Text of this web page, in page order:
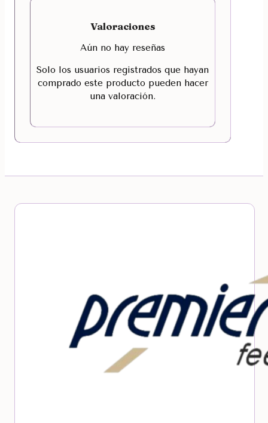
Valoraciones
Aún no hay reseñas
Solo los usuarios registrados que hayan
comprado este producto pueden hacer
una valoración.